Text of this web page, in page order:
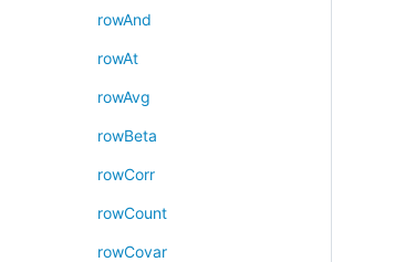
rowAnd
rowAt
rowAvg
rowBeta
rowCorr
rowCount
rowCovar